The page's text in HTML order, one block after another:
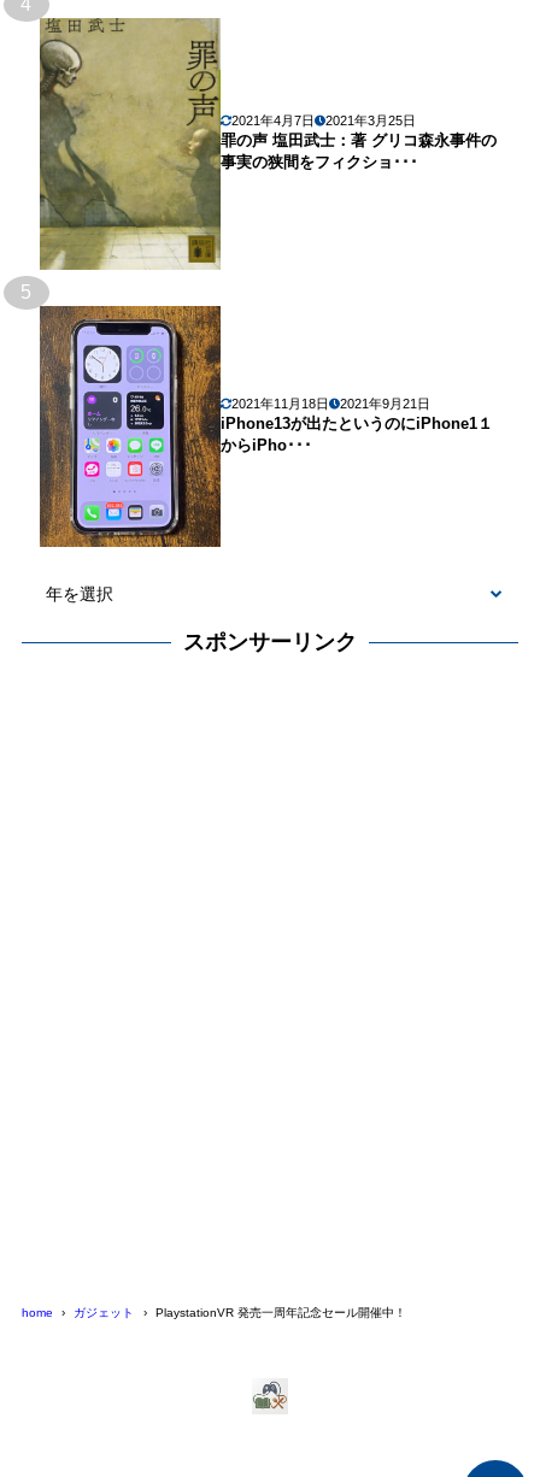
2021年4月7日 2021年3月25日
罪の声 塩田武士：著 グリコ森永事件の
事実の狭間をフィクショ･･･
5
2021年11月18日 2021年9月21日
iPhone13が出たというのにiPhone1１
からiPho･･･
スポンサーリンク
home ガジェット PlaystationVR 発売一周年記念セール開催中！